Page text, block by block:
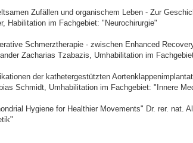
Zufällen und organischem Leben - Zur
Habilitation im Fachgebiet: "Neurochirurgie"
Schmerztherapie - zwischen Enhanced
Zacharias Tzabazis, Umhabilitation im
der kathetergestützten
Schmidt, Umhabilitation im Fachgebiet: "Innere
Hygiene for Healthier Movements" Dr. rer. nat.